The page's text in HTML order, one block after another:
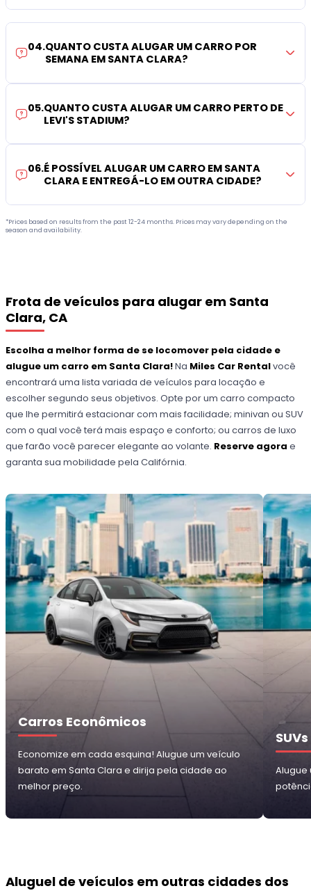
04.QUANTO CUSTA ALUGAR UM CARRO POR
SEMANA EM SANTA CLARA?
05.QUANTO CUSTA ALUGAR UM CARRO PERTO DE
LEVI'S STADIUM?
06.É POSSÍVEL ALUGAR UM CARRO EM SANTA
CLARA E ENTREGÁ-LO EM OUTRA CIDADE?
*Prices based on results from the past 12-24 months. Prices may vary depending on the
season and availability.
Frota de veículos para alugar em Santa
Clara, CA
Escolha a melhor forma de se locomover pela cidade e
alugue um carro em Santa Clara!Na Miles Car Rentalvocê
encontrará uma lista variada de veículos para locação e
escolher segundo seus objetivos. Opte por um carro compacto
que lhe permitirá estacionar com mais facilidade; minivan ou SUV
com o qual você terá mais espaço e conforto; ou carros de luxo
que farão você parecer elegante ao volante. Reserve agora e
garanta sua mobilidade pela Califórnia.
Carros Econômicos
Economize em cada esquina! Alugue um veículo
barato em Santa Clara e dirija pela cidade ao
melhor preço.
SUVs
Alugue
Aluguel de veículos em outras cidades dos